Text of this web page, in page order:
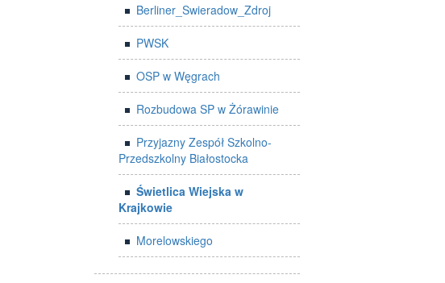
Berliner_Swieradow_Zdroj
PWSK
OSP w Węgrach
Rozbudowa SP w Żórawinie
Przyjazny Zespół Szkolno-
Przedszkolny Białostocka
Świetlica Wiejska w
Krajkowie
Morelowskiego